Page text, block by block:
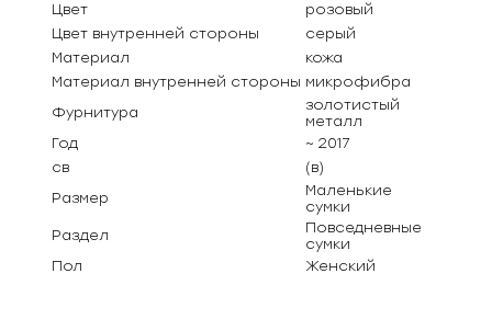
Цвет
розовый
Цвет внутренней стороны
серый
Материал
кожа
Материал внутренней стороны микрофибра
Фурнитура
золотистый
металл
Год
~ 2017
св
(в)
Размер
Маленькие
сумки
Раздел
Повседневные
сумки
Пол
Женский